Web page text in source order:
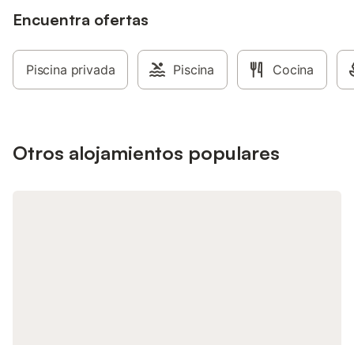
Encuentra ofertas
Piscina privada Piscina Cocina
Otros alojamientos populares